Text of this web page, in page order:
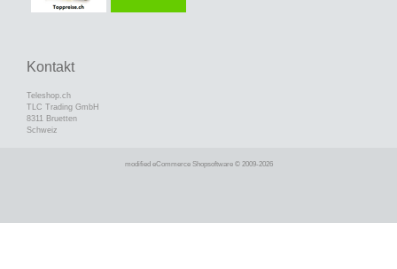
Kontakt
Teleshop.ch
TLC Trading GmbH
8311 Bruetten
Schweiz
modified eCommerce Shopsoftware © 2009-2026